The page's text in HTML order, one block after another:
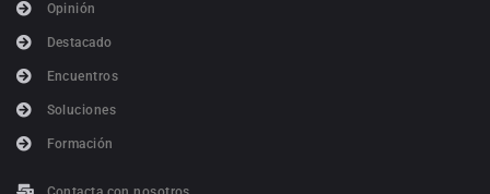
Opinión
Destacado
Encuentros
Soluciones
Formación